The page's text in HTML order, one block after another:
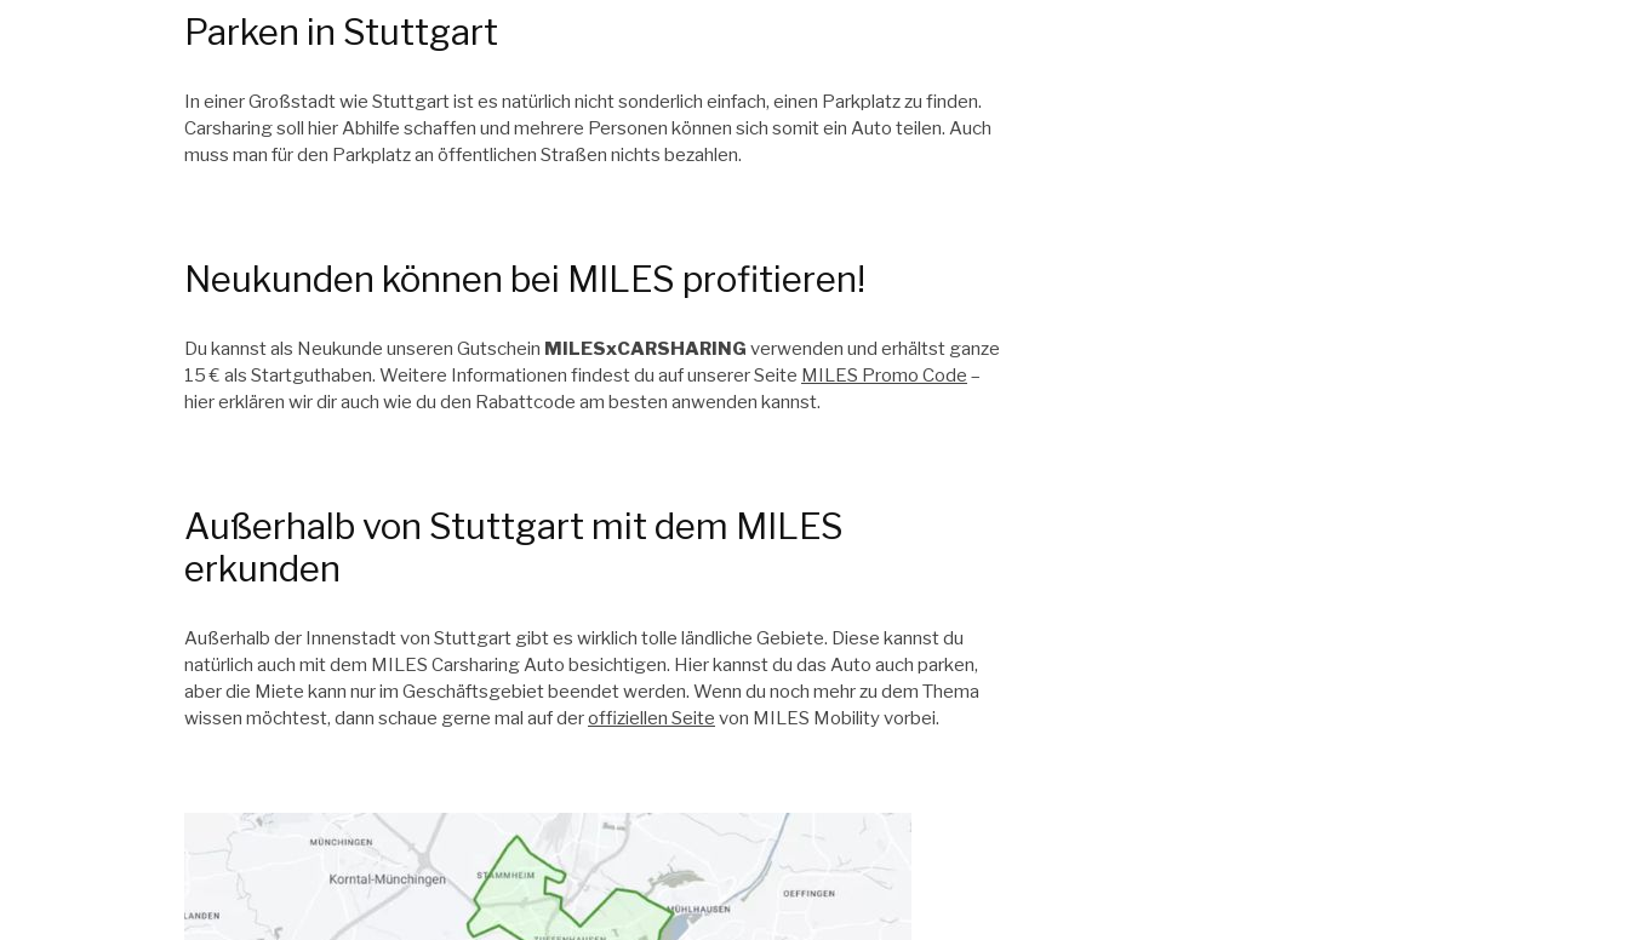
Parken in Stuttgart
In einer Großstadt wie Stuttgart ist es natürlich nicht sonderlich einfach, einen Parkplatz zu finden.
Carsharing soll hier Abhilfe schaffen und mehrere Personen können sich somit ein Auto teilen. Auch
muss man für den Parkplatz an öffentlichen Straßen nichts bezahlen.
Neukunden können bei MILES profitieren!
Du kannst als Neukunde unseren Gutschein MILESxCARSHARING verwenden und erhältst ganze
15 € als Startguthaben. Weitere Informationen findest du auf unserer Seite MILES Promo Code –
hier erklären wir dir auch wie du den Rabattcode am besten anwenden kannst.
Außerhalb von Stuttgart mit dem MILES
erkunden
Außerhalb der Innenstadt von Stuttgart gibt es wirklich tolle ländliche Gebiete. Diese kannst du
natürlich auch mit dem MILES Carsharing Auto besichtigen. Hier kannst du das Auto auch parken,
aber die Miete kann nur im Geschäftsgebiet beendet werden. Wenn du noch mehr zu dem Thema
wissen möchtest, dann schaue gerne mal auf deroffiziellen Seite von MILES Mobility vorbei.